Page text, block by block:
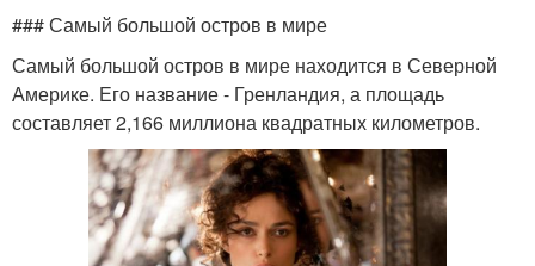
### Самый большой остров в мире
Самый большой остров в мире находится в Северной
Америке. Его название - Гренландия, а площадь
составляет 2,166 миллиона квадратных километров.